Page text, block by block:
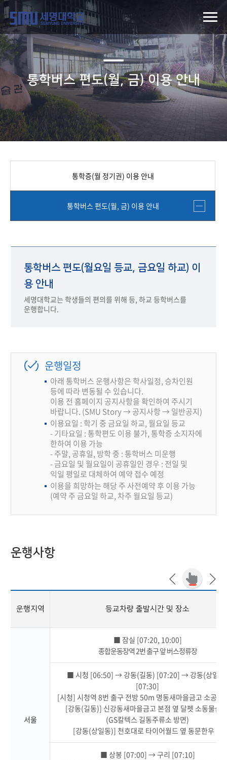
통학버스 편도(월, 금) 이용 안내
통학증(월 정기권) 이용 안내
통학버스 편도(월, 금) 이용 안내
통학버스 편도(월요일 등교, 금요일 하교) 이
용 안내
세명대학교는 학생들의 편의를 위해 등, 하교 등학버스를
운행합니다.
운행일정
아래 통학버스 운행사항은 학사일정, 승차인원
등에 따라 변동될 수 있습니다.
이용 전 홈페이지 공지사항을 확인하여 주시기
바랍니다. (SMU Story → 공지사항 → 일반공지)
이용요일 : 학기 중 금요일 하교, 월요일 등교
- 기타요일 : 통학편도 이용 불가, 통학증 소지자에
한하여 이용 가능
- 주말, 공휴일, 방학 중 : 통학버스 미운행
- 금요일 및 월요일이 공휴일인 경우 : 전일 및
익일 평일로 대체하여 예약 접수 예정
이용을 희망하는 해당 주 사전예약 후 이용 가능
(예약 주 금요일 하교, 차주 월요일 등교)
운행사항
운행지역 등교차량 출발시간 및 장소
서울
■ 잠실 [07:20, 10:00]
종합운동장역 2번 출구 앞 버스정류장
■ 시청 [06:50] → 강동(길동) [07:20] → 강동(상일
[07:30]
[시청] 시청역 8번 출구 전방 50m 명동새마을금고 소공지
[강동(길동)] 신강동새마을금고 본점 옆 달펫 소동물샵
(GS칼텍스 길동주류소 방면)
[강동(상일동)] 천호대로 타이어월드 옆 동문한우 앞
■ 상봉 [07:00] → 구리 [07:10]